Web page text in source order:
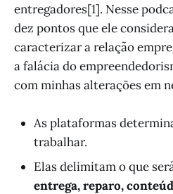
entregadores[1]. Nesse
dez pontos que ele
caracterizar a relação
a falácia do
com minhas alterações em
As plataformas
trabalhar.
Elas delimitam o que
entrega, reparo,